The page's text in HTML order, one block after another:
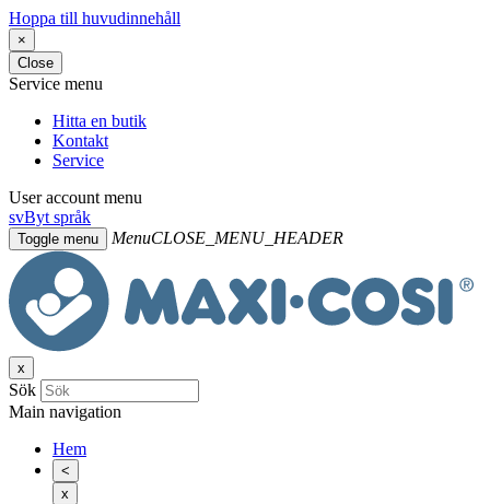
Hoppa till huvudinnehåll
×
Close
Service menu
Hitta en butik
Kontakt
Service
User account menu
svByt språk
Toggle menu MenuCLOSE_MENU_HEADER
x
Sök
Main navigation
Hem
<
x